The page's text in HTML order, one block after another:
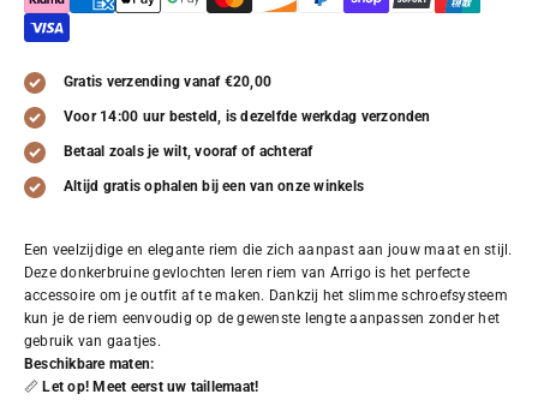
Gratis verzending vanaf €20,00
Voor 14:00 uur besteld, is dezelfde werkdag verzonden
Betaal zoals je wilt, vooraf of achteraf
Altijd gratis ophalen bij een van onze winkels
Een veelzijdige en elegante riem die zich aanpast aan jouw maat en stijl.
Deze donkerbruine gevlochten leren riem van Arrigo is het perfecte
accessoire om je outfit af te maken. Dankzij het slimme schroefsysteem
kun je de riem eenvoudig op de gewenste lengte aanpassen zonder het
gebruik van gaatjes.
Beschikbare maten:
📏 Let op! Meet eerst uw taillemaat!